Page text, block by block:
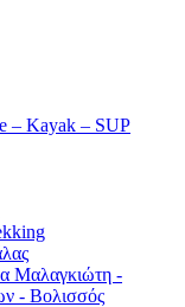
– Kayak – SUP
Μαλαγκιώτη -
- Βολισσός